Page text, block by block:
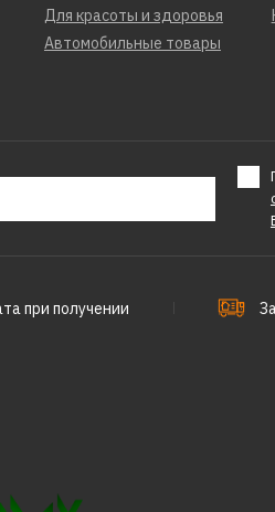
Для красоты и здоровья
Автомобильные товары
при получении